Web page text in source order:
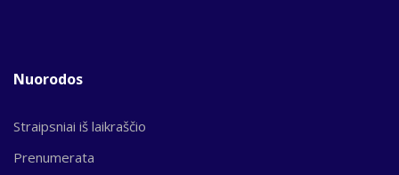
Nuorodos
Straipsniai iš laikraščio
Prenumerata